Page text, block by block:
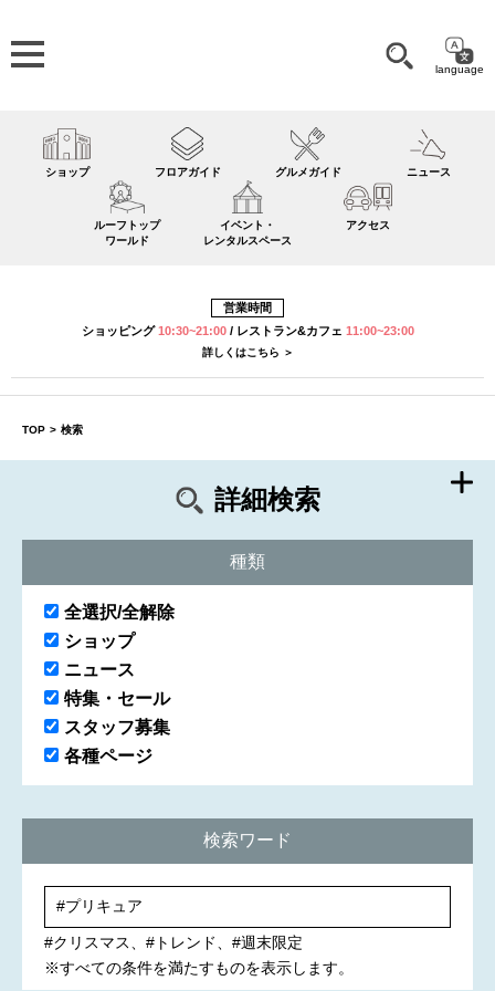
language
ショップ フロアガイド グルメガイド ニュース
ルーフトップ
ワールド
イベント・
レンタルスペース
アクセス
営業時間
ショッピング10:30~21:00 / レストラン&カフェ 11:00~23:00
詳しくはこちら ＞
TOP > 検索
詳細検索
種類
全選択/全解除
ショップ
ニュース
特集・セール
スタッフ募集
各種ページ
検索ワード
#クリスマス #トレンド
#週末限定
※すべての条件を満たすものを表示します。